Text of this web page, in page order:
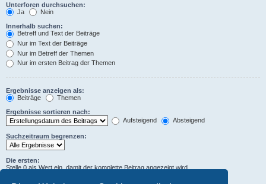
Unterforen durchsuchen:
Ja
Nein
Innerhalb suchen:
Betreff und Text der Beiträge
Nur im Text der Beiträge
Nur im Betreff der Themen
Nur im ersten Beitrag der Themen
Ergebnisse anzeigen als:
Beiträge
Themen
Ergebnisse sortieren nach:
Aufsteigend
Absteigend
Suchzeitraum begrenzen:
Die ersten:
Stelle 0 als Wert ein, damit der komplette Beitrag angezeigt wird.